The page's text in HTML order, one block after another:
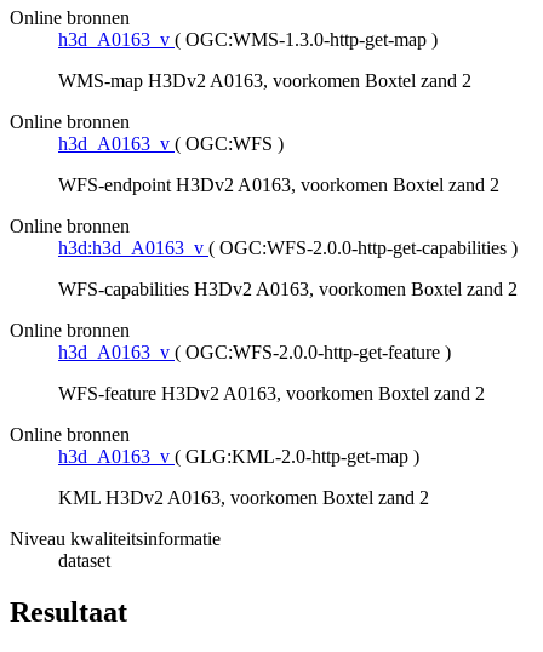
Online bronnen
h3d_A0163_v ( OGC:WMS-1.3.0-http-get-map )
WMS-map H3Dv2 A0163, voorkomen Boxtel zand 2
Online bronnen
h3d_A0163_v ( OGC:WFS )
WFS-endpoint H3Dv2 A0163, voorkomen Boxtel zand 2
Online bronnen
h3d:h3d_A0163_v ( OGC:WFS-2.0.0-http-get-capabilities )
WFS-capabilities H3Dv2 A0163, voorkomen Boxtel zand 2
Online bronnen
h3d_A0163_v ( OGC:WFS-2.0.0-http-get-feature )
WFS-feature H3Dv2 A0163, voorkomen Boxtel zand 2
Online bronnen
h3d_A0163_v ( GLG:KML-2.0-http-get-map )
KML H3Dv2 A0163, voorkomen Boxtel zand 2
Niveau kwaliteitsinformatie
dataset
Resultaat